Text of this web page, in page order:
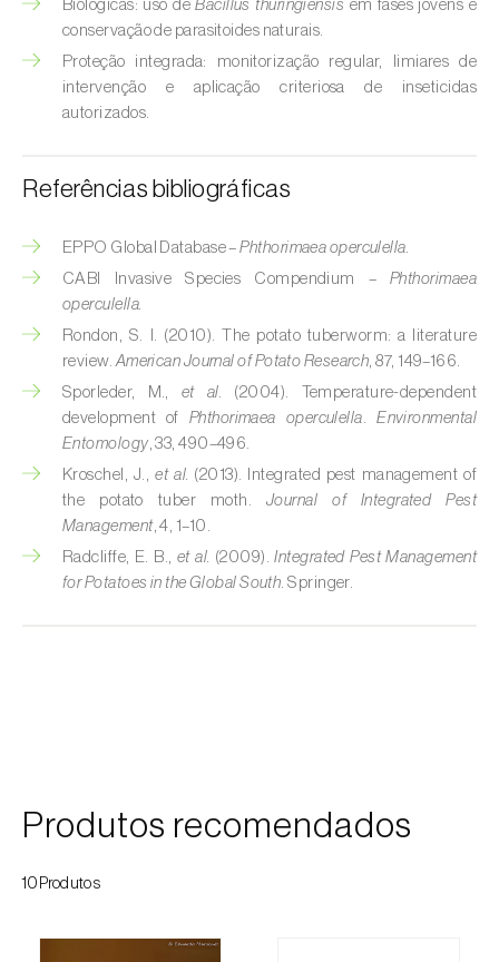
Broca-dos-ramos-do-pessegueiro (
lineatella)
Broca-listrada-do-caule-do-arroz (
Broca-pequena-do-tomateiro
Neoleucinodes elegantalis
Broca-vermelha (Cossus cossus)
Burgo-da-azinheira (
Cigarrinha-espumadora (Philaenus
Cigarrinhas ( Jacobiasca lybica, Scaphoideus
titanus e Empoasca spp.
Cobrilha-da-cortiça (Coroebus undatus)
Cochonilha-algodão-da-vinha (Planococcus
ficus)
comstocki
(= Diaspidiotus) perniciosus
Biológicas: uso deBacillus thuringiensis em fases jovens e
conservação de parasitoides naturais.
Proteção integrada: monitorização regular, limiares de
intervenção e aplicação criteriosa de inseticidas
autorizados.
Referências bibliográficas
EPPO Global Database –Phthorimaea operculella.
CABI Invasive Species Compendium –Phthorimaea
operculella.
Rondon, S. I. (2010). The potato tuberworm: a literature
review. American Journal of Potato Research , 87, 149–166.
Sporleder, M., et al.
(2004). Temperature-dependent
development of Phthorimaea operculella .Environmental
Entomology , 33, 490–496.
Kroschel, J.,et al. (2013). Integrated pest management of
the potato tuber moth.Journal of Integrated Pest
Management, 4, 1–10.
Radcliffe, E. B., et al. (2009).Integrated Pest Management
for Potatoes in the Global South . Springer.
Produtos recomendados
10Produtos